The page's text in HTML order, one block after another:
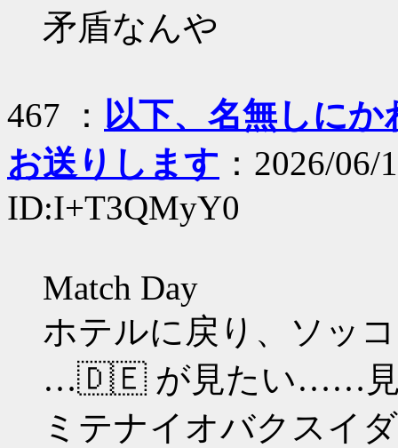
矛盾なんや
467 ： 以下、名無しに
お送りします ：2026/
ID:I+T3QMyY0
Match Day
ホテルに戻り、ソッ
…🇩🇪 が見たい……見
ミテナイオバクスイ